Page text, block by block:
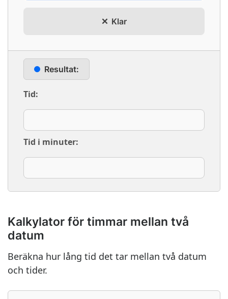
Klar
Resultat:
Tid:
Tid i minuter:
Kalkylator för timmar mellan två
datum
Beräkna hur lång tid det tar mellan två datum
och tider.